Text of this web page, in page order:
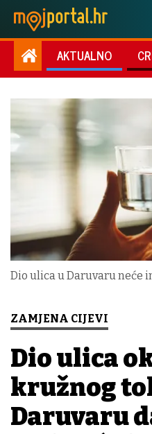
AKTUALNO
Dio ulica u Daruvaru neće
ZAMJENA CIJEVI
Dio ulica
kružnog
Daruvaru